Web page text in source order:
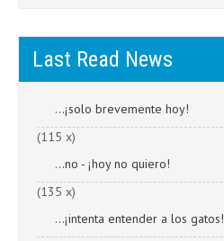
Last Read News
...¡solo brevemente hoy!
(115 x)
...no - ¡hoy no quiero!
(135 x)
...¡intenta entender a los gatos!